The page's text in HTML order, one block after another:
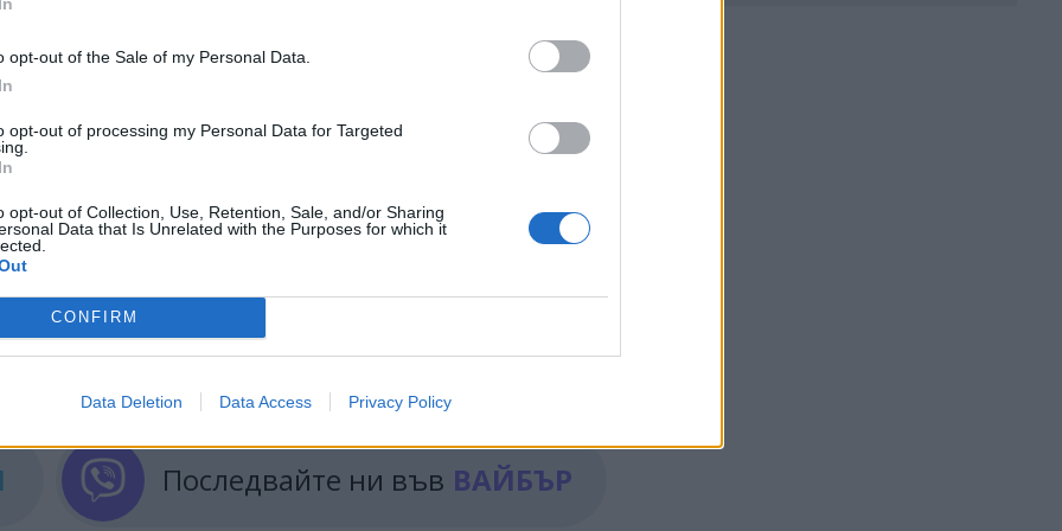
opt-out of the Sale of my Personal Data.
opt-out of processing my Personal Data for Targeted
opt-out of Collection, Use, Retention, Sale, and/or Sharing
Data that Is Unrelated with the Purposes for which it
CONFIRM
Data Deletion Data Access Privacy Policy
от Индустрия 4.0. Ще бъде подкрепена
от творческите индустрии и занаятите.
на фирмите, във втория приоритет –
ефективно използване на ресурсите, разработването
за рециклиране, повишаване на употребата на
отпадъците и др.
Последвайте ни във ВАЙБЪР